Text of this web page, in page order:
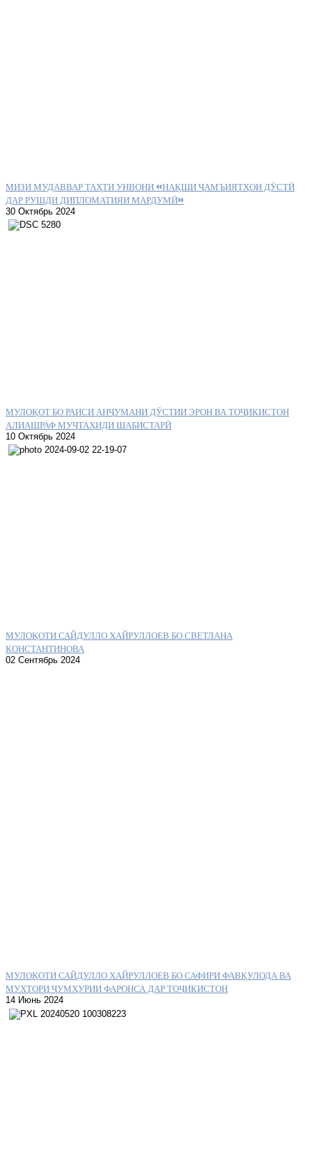
МИЗИ МУДАВВАР ТАҲТИ УНВОНИ «НАҚШИ ҶАМЪИЯТҲОИ ДӮСТӢ
ДАР РУШДИ ДИПЛОМАТИЯИ МАРДУМӢ»
30 Октябрь 2024
МУЛОҚОТ БО РАИСИ АНҶУМАНИ ДӮСТИИ ЭРОН ВА ТОҶИКИСТОН
АЛИАШРАФ МУҶТАҲИДИ ШАБИСТАРӢ
10 Октябрь 2024
МУЛОҚОТИ САЙДУЛЛО ХАЙРУЛЛОЕВ БО СВЕТЛАНА
КОНСТАНТИНОВА
02 Сентябрь 2024
МУЛОҚОТИ САЙДУЛЛО ХАЙРУЛЛОЕВ БО САФИРИ ФАВҚУЛОДА ВА
МУХТОРИ ҶУМҲУРИИ ФАРОНСА ДАР ТОҶИКИСТОН
14 Июнь 2024